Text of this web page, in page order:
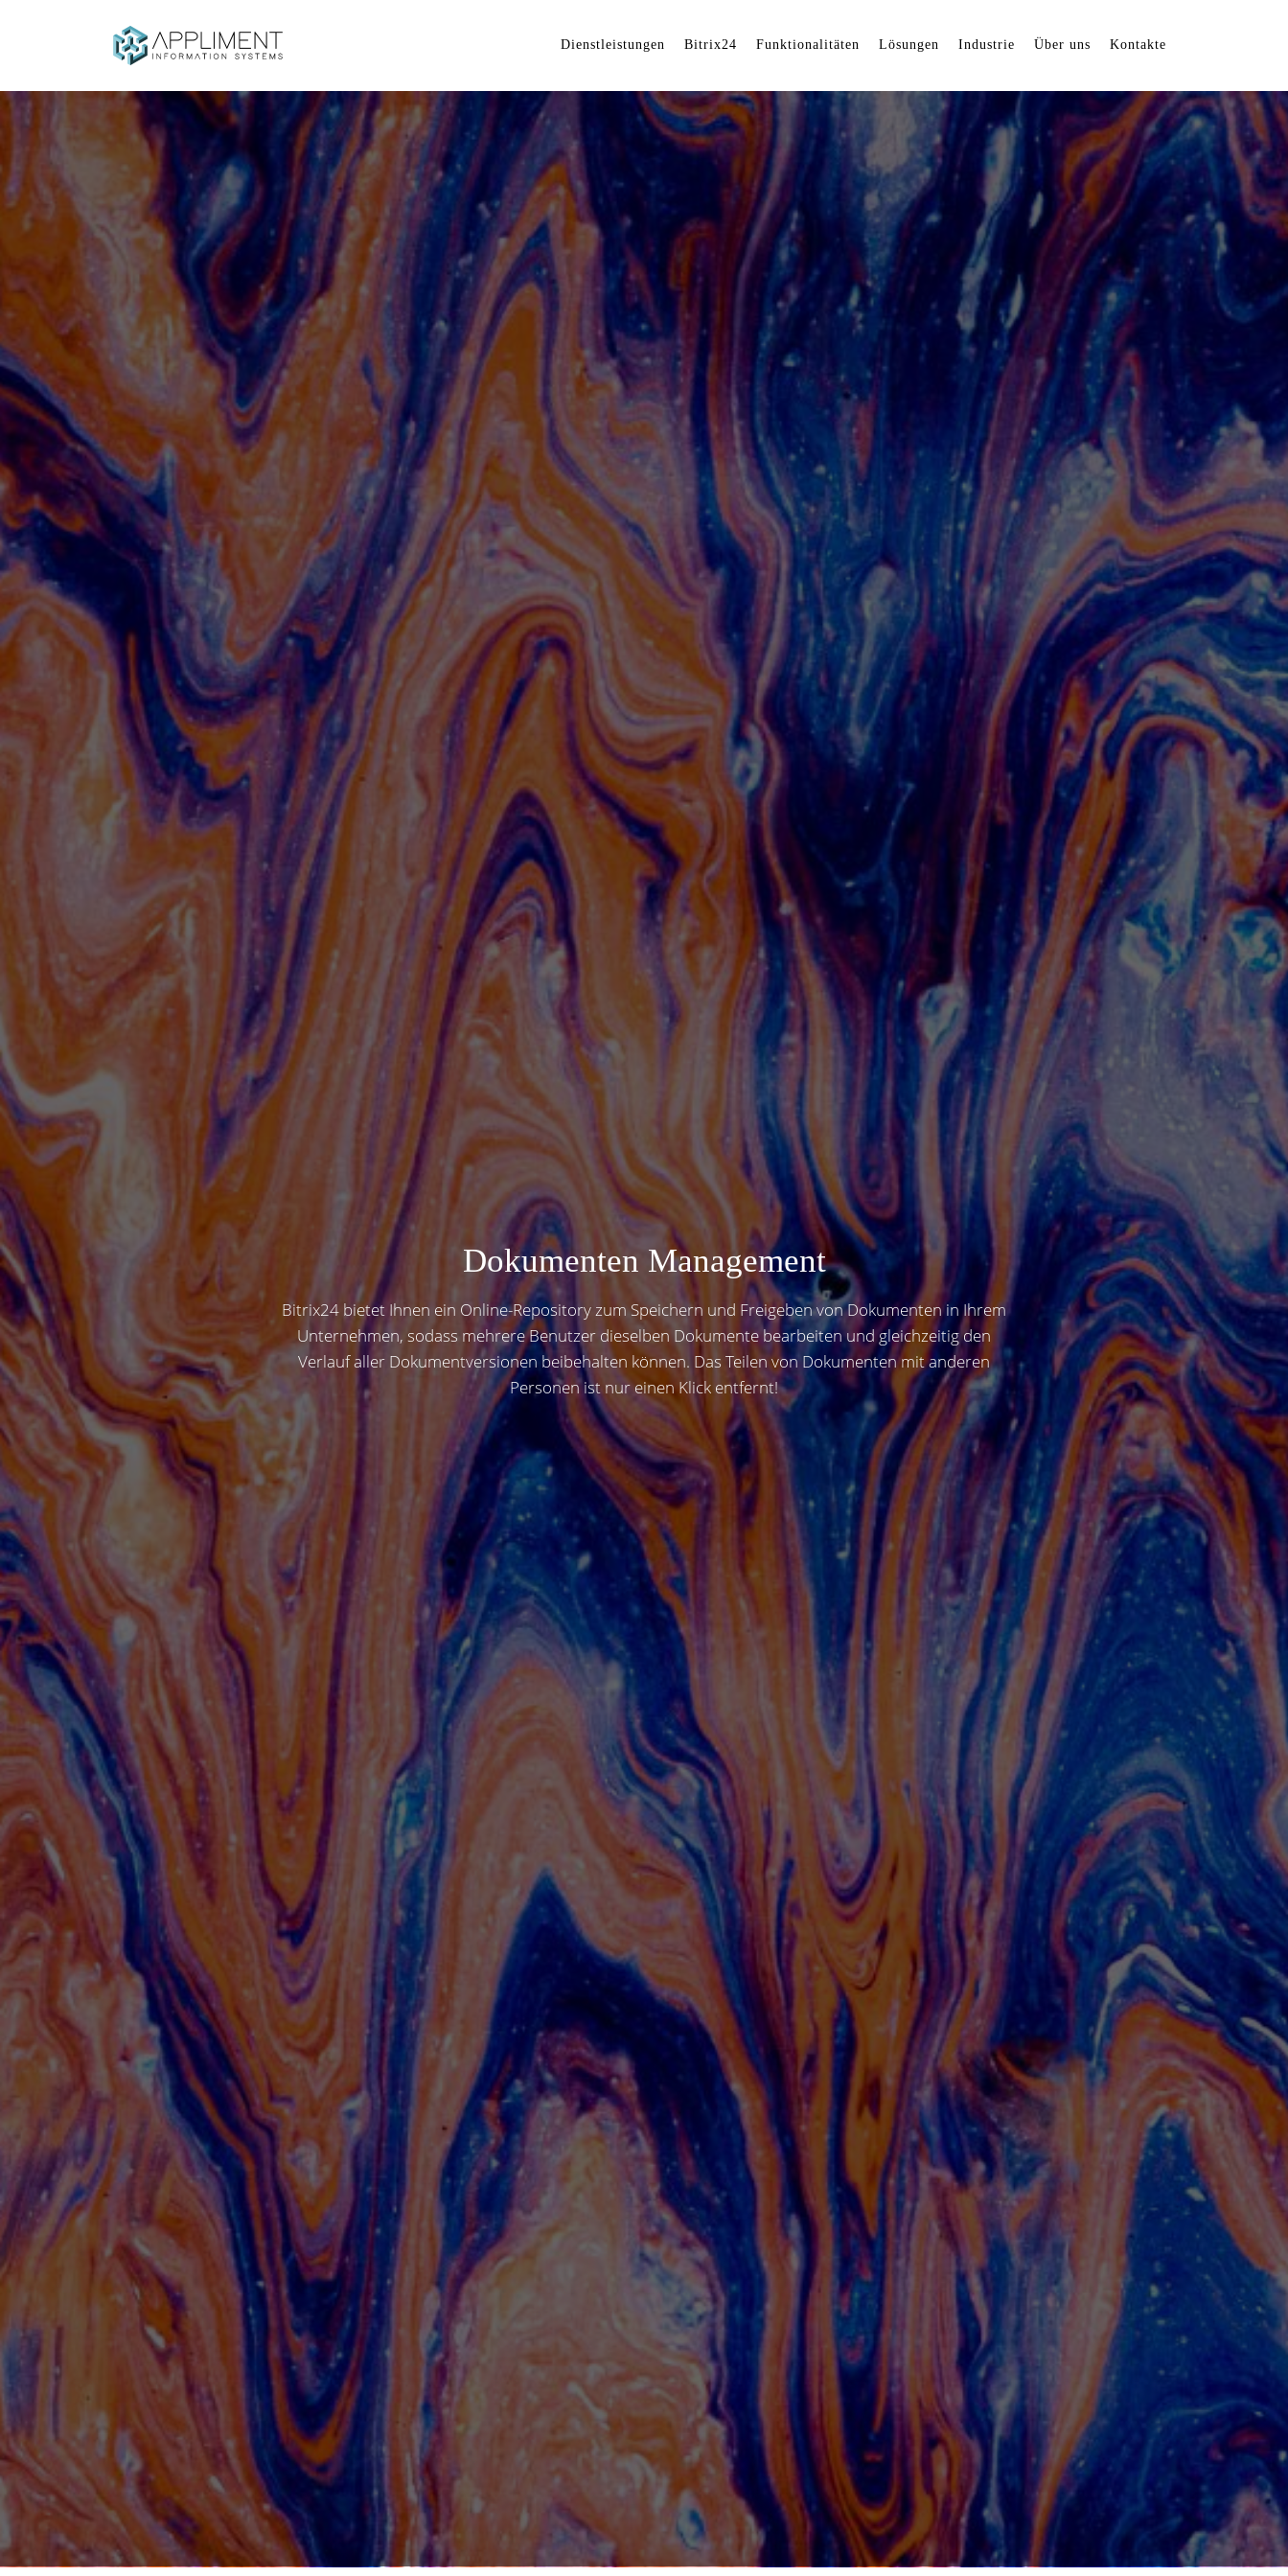
Dienstleistungen Bitrix24 Funktionalitäten Lösungen Industrie Über uns Kontakte
Dokumenten Management
Bitrix24 bietet Ihnen ein Online-Repository zum Speichern und Freigeben von Dokumenten in Ihrem
Unternehmen, sodass mehrere Benutzer dieselben Dokumente bearbeiten und gleichzeitig den
Verlauf aller Dokumentversionen beibehalten können. Das Teilen von Dokumenten mit anderen
Personen ist nur einen Klick entfernt!